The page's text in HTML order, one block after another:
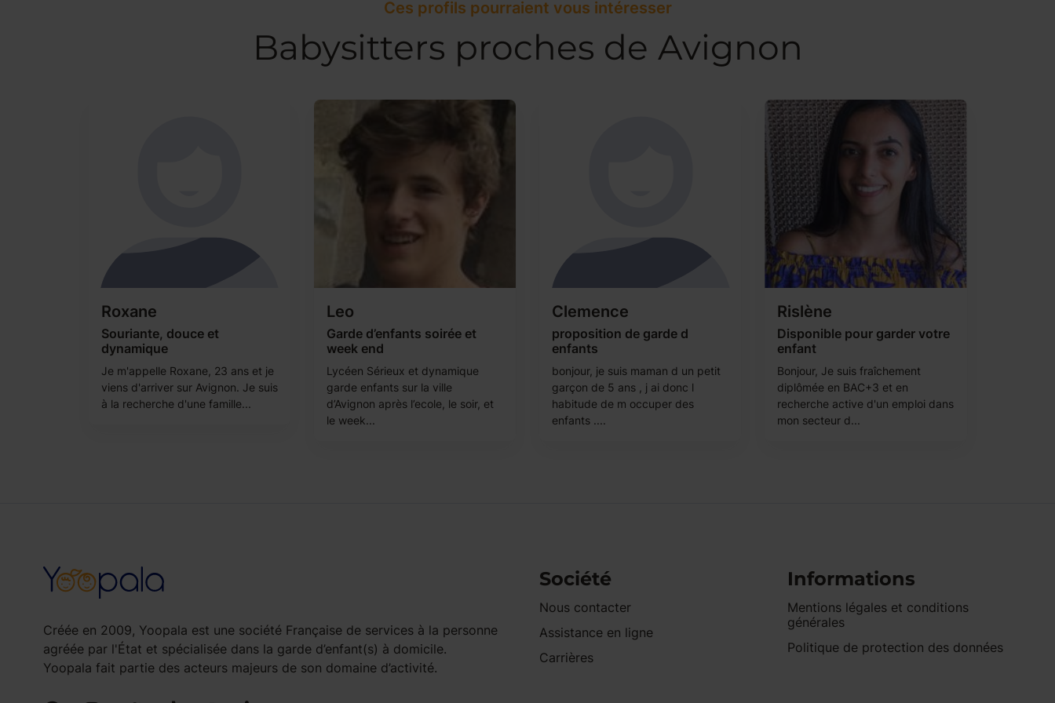
Ces profils pourraient vous intéresser
Babysitters proches de Avignon
Roxane
Souriante, douce et
dynamique
Je m'appelle Roxane, 23 ans et je
viens d'arriver sur Avignon. Je suis
à la recherche d'une famille...
Leo
Garde d’enfants soirée et
week end
Lycéen Sérieux et dynamique
garde enfants sur la ville
d’Avignon après l’ecole, le soir, et
le week...
Clemence
proposition de garde d
enfants
bonjour, je suis maman d un petit
garçon de 5 ans , j ai donc l
habitude de m occuper des
enfants ....
Rislène
Disponible pour garder votre
enfant
Bonjour, Je suis fraîchement
diplômée en BAC+3 et en
recherche active d'un emploi dans
mon secteur d...
Créée en 2009, Yoopala est une société Française de services à la personne
agréée par l'État et spécialisée dans la garde d’enfant(s) à domicile.
Yoopala fait partie des acteurs majeurs de son domaine d’activité.
Société
Nous contacter
Assistance en ligne
Carrières
Informations
Mentions légales et conditions
générales
Politique de protection des données